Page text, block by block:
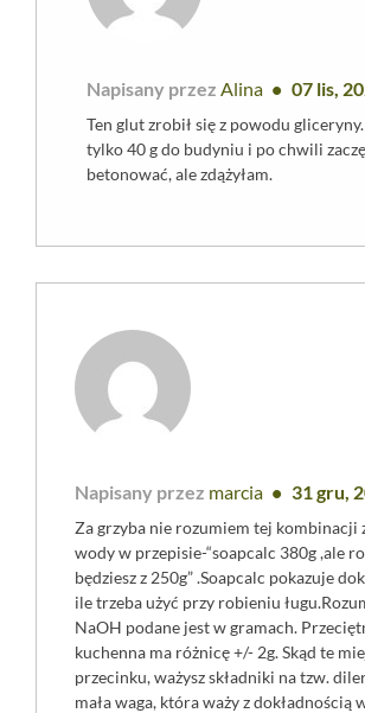
Napisany przez Alina 07 lis,
Ten glut zrobił się z powodu gliceryny.
tylko 40 g do budyniu i po chwili
betonować, ale zdążyłam.
Napisany przez marcia 31 gru,
Za grzyba nie rozumiem tej kombinacji
wody w przepisie-“soapcalc 380g ,ale
będziesz z 250g” .Soapcalc pokazuje
ile trzeba użyć przy robieniu
NaOH podane jest w gramach.
kuchenna ma różnicę +/- 2g. Skąd te
przecinku, ważysz składniki na tzw.
mała waga, która waży z dokładnością